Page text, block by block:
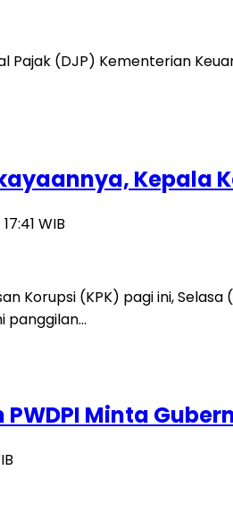
(DJP) Kementerian
Kepala
WIB
Korupsi (KPK) pagi ini,
panggilan…
PWDPI Minta